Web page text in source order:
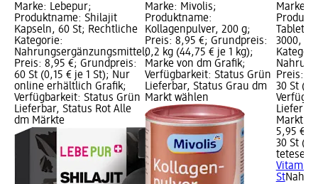
Marke: Lebepur;
Produktname: Shilajit
Kapseln, 60 St; Rechtliche
Kategorie:
Nahrungsergänzungsmittel;
Preis: 8,95 €; Grundpreis:
60 St (0,15 € je 1 St); Nur
online erhältlich Grafik;
Verfügbarkeit: Status Grün
Lieferbar, Status Rot Alle
dm Märkte
Marke: Mivolis;
Produktname:
Kollagenpulver, 200 g;
Preis: 8,95 €; Grundpreis:
0,2 kg (44,75 € je 1 kg);
Marke von dm Grafik;
Verfügbarkeit: Status Grün
Lieferbar, Status Grau dm
Markt wählen
Marke:
3000,
Preis:
30 St
Markt
5,95 €
30 St
tetesept
Vitamin
St